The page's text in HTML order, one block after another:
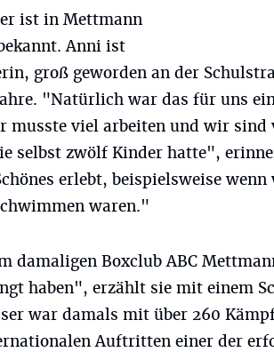
ist in Mettmann
Anni ist
groß geworden an der
"Natürlich war das für uns
musste viel arbeiten und wir sind
selbst zwölf Kinder hatte",
erlebt, beispielsweise
waren."
damaligen Boxclub ABC
haben", erzählt sie mit einem
war damals mit über 260
Auftritten einer der